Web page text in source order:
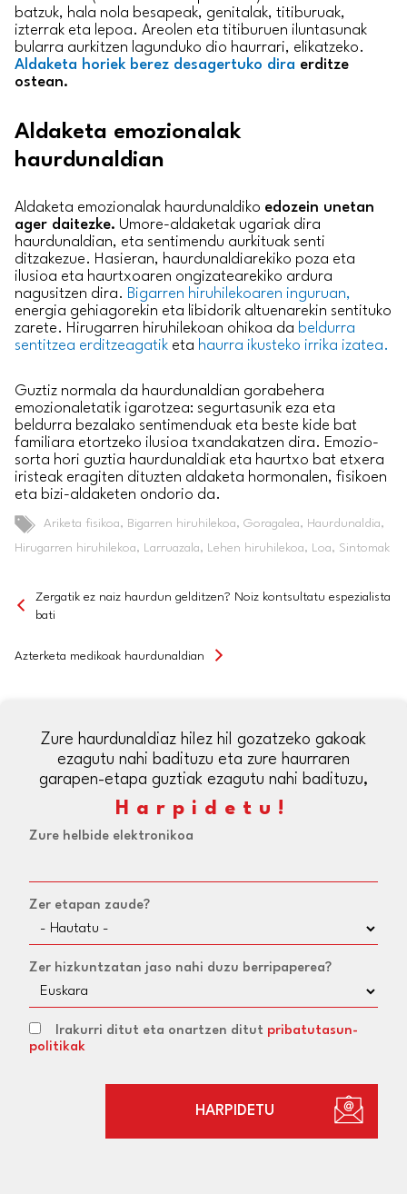
batzuk, hala nola besapeak, genitalak, titiburuak,
izterrak eta lepoa. Areolen eta titiburuen iluntasunak
bularra aurkitzen lagunduko dio haurrari, elikatzeko.
Aldaketa horiek berez desagertuko dira erditze
ostean.
Aldaketa emozionalak
haurdunaldian
Aldaketa emozionalak haurdunaldiko edozein unetan
ager daitezke. Umore-aldaketak ugariak dira
haurdunaldian, eta sentimendu aurkituak senti
ditzakezue. Hasieran, haurdunaldiarekiko poza eta
ilusioa eta haurtxoaren ongizatearekiko ardura
nagusitzen dira. Bigarren hiruhilekoaren inguruan,
energia gehiagorekin eta libidorik altuenarekin sentituko
zarete. Hirugarren hiruhilekoan ohikoa da beldurra
sentitzea erditzeagatik eta haurra ikusteko irrika izatea.
Guztiz normala da haurdunaldian gorabehera
emozionaletatik igarotzea: segurtasunik eza eta
beldurra bezalako sentimenduak eta beste kide bat
familiara etortzeko ilusioa txandakatzen dira. Emozio-
sorta hori guztia haurdunaldiak eta haurtxo bat etxera
iristeak eragiten dituzten aldaketa hormonalen, fisikoen
eta bizi-aldaketen ondorio da.
Ariketa fisikoa, Bigarren hiruhilekoa, Goragalea, Haurdunaldia,
Hirugarren hiruhilekoa, Larruazala, Lehen hiruhilekoa, Loa, Sintomak
Azterketa medikoak haurdunaldian
Zergatik ez naiz haurdun gelditzen? Noiz kontsultatu espezialista
bati
Zure haurdunaldiaz hilez hil gozatzeko gakoak
ezagutu nahi badituzu eta zure haurraren
garapen-etapa guztiak ezagutu nahi badituzu,
Harpidetu!
Zure helbide elektronikoa
Zer etapan zaude?
Zer hizkuntzatan jaso nahi duzu berripaperea?
Irakurri ditut eta onartzen ditut pribatutasun-
politikak
HARPIDETU